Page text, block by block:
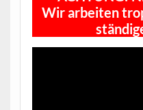
Wir arbeiten